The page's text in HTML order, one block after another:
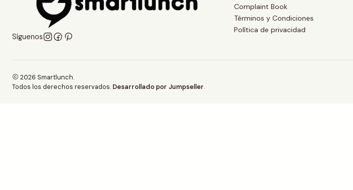
Síguenos
Complaint Book
Términos y Condiciones
Política de privacidad
2026 Smartlunch.
Todos los derechos reservados. Desarrollado por Jumpseller.